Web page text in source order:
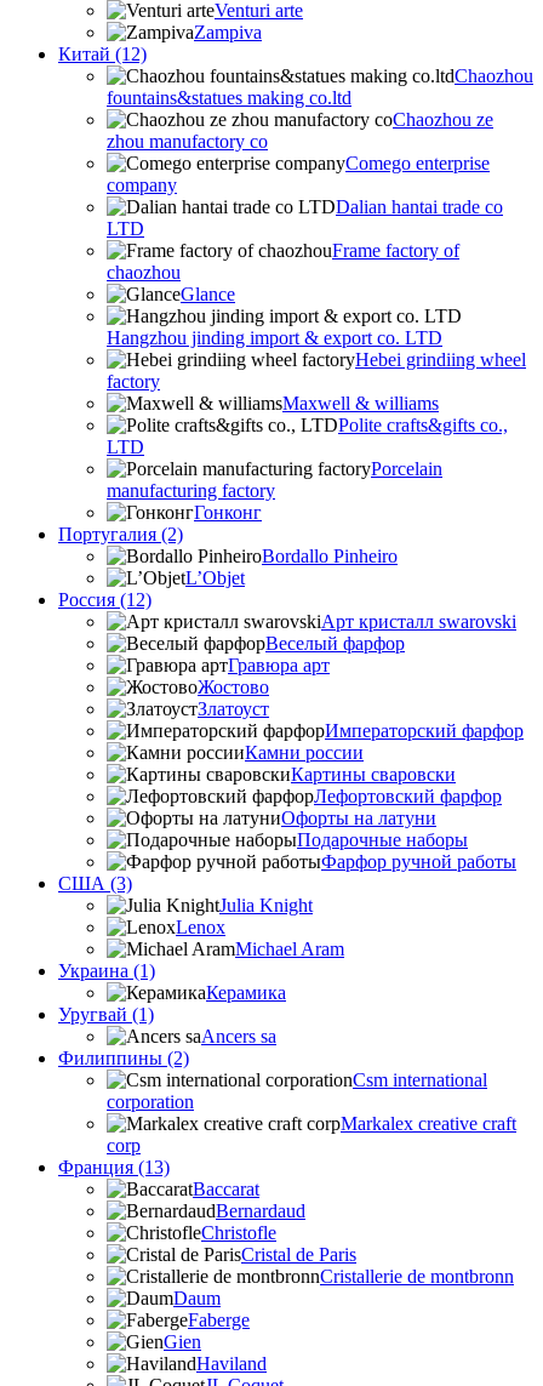
Venturi arte
Zampiva
Китай (12)
Chaozhou
fountains&statues making co.ltd
Chaozhou ze
zhou manufactory co
Comego enterprise
company
Dalian hantai trade co
LTD
Frame factory of
chaozhou
Glance
Hangzhou jinding import & export co. LTD
Hebei grindiing wheel
factory
Maxwell & williams
Polite crafts&gifts co.,
LTD
Porcelain
manufacturing factory
Гонконг
Португалия (2)
Bordallo Pinheiro
L’Objet
Россия (12)
Арт кристалл swarovski
Веселый фарфор
Гравюра арт
Жостово
Златоуст
Императорский фарфор
Камни россии
Картины сваровски
Лефортовский фарфор
Офорты на латуни
Подарочные наборы
Фарфор ручной работы
США (3)
Julia Knight
Lenox
Michael Aram
Украина (1)
Керамика
Уругвай (1)
Ancers sa
Филиппины (2)
Csm international
corporation
Markalex creative craft
corp
Франция (13)
Baccarat
Bernardaud
Christofle
Cristal de Paris
Cristallerie de montbronn
Daum
Faberge
Gien
Haviland